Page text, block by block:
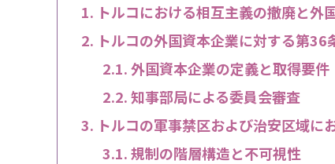
トルコにおける相互主義の撤廃と外
トルコの外国資本企業に対する第36
外国資本企業の定義と取得要件
知事部局による委員会審査
トルコの軍事禁区および治安区域に
規制の階層構造と不可視性